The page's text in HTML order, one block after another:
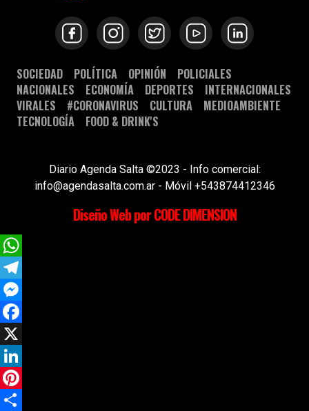
SOCIEDAD POLÍTICA OPINIÓN
POLICIALES
NACIONALES
ECONOMÍA DEPORTES
INTERNACIONALES
VIRALES
#CORONAVIRUS CULTURA
MEDIOAMBIENTE
TECNOLOGÍA
FOOD & DRINK'S
Diario Agenda Salta ©2023 - Info comercial:
info@agendasalta.com.ar - Móvil +543874412346
Diseño Web por CODE DIMENSION
WhatsApp
Telegram
Messenger
Facebook
X
LinkedIn
Pinterest